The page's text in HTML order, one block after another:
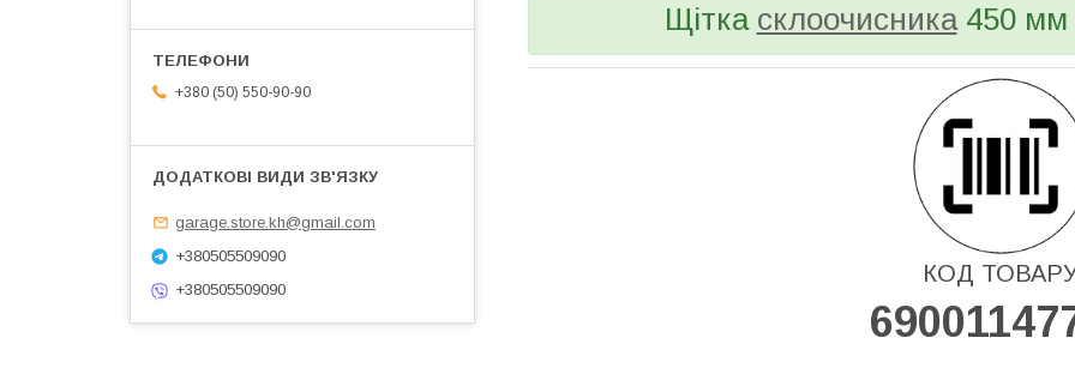
Щітка склоочисника450 мм
КОД
+380 (50) 550-90-90
garage.store.kh@gmail.com
+380505509090
+380505509090